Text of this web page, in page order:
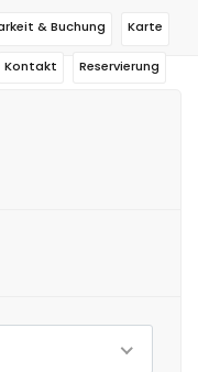
& Buchung Karte
Kontakt Reservierung